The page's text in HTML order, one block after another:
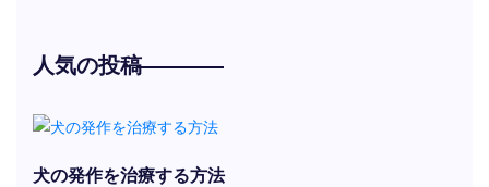
人気の投稿
犬の発作を治療する方法